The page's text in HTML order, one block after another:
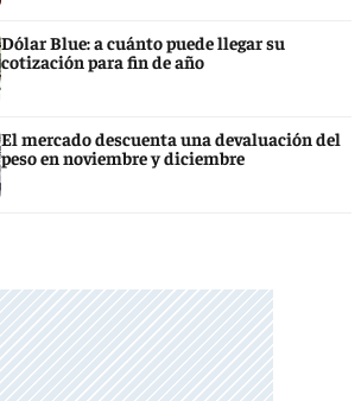
Dólar Blue: a cuánto puede llegar su
cotización para fin de año
El mercado descuenta una devaluación del
peso en noviembre y diciembre